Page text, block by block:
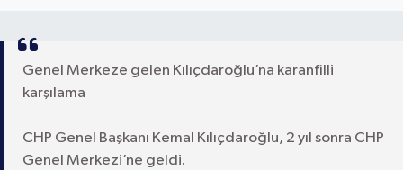
Genel Merkeze gelen Kılıçdaroğlu’na karanfilli
karşılama
CHP Genel Başkanı Kemal Kılıçdaroğlu, 2 yıl sonra CHP
Genel Merkezi’ne geldi.